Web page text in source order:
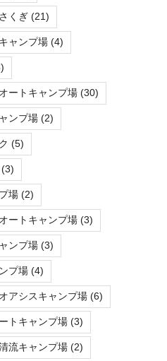
くぎ (21)
ャンプ場 (4)
ートキャンプ場 (30)
ンプ場 (2)
(5)
(3)
場 (2)
ートキャンプ場 (3)
ンプ場 (3)
プ場 (4)
アシスキャンプ場 (6)
トキャンプ場 (3)
流キャンプ場 (2)